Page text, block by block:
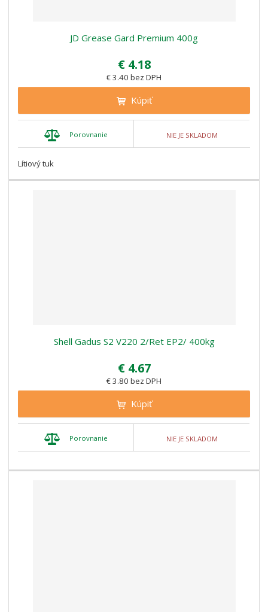
JD Grease Gard Premium 400g
€ 4.18
€ 3.40 bez DPH
Kúpiť
Porovnanie NIE JE SKLADOM
Lítiový tuk
Shell Gadus S2 V220 2/Ret EP2/ 400kg
€ 4.67
€ 3.80 bez DPH
Kúpiť
Porovnanie NIE JE SKLADOM